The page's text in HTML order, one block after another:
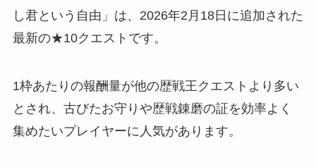
し君という自由」は、2026年2月18日に追加された
最新の★10クエストです。
1枠あたりの報酬量が他の歴戦王クエストより多い
とされ、古びたお守りや歴戦錬磨の証を効率よく
集めたいプレイヤーに人気があります。